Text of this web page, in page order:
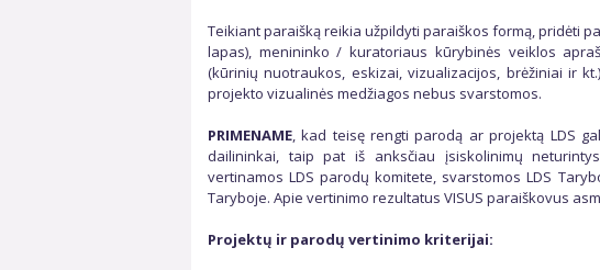
Teikiant paraišką reikia užpildyti paraiškos formą, pridėti
lapas), menininko / kuratoriaus kūrybinės veiklos
(kūrinių nuotraukos, eskizai, vizualizacijos, brėžiniai ir
projekto vizualinės medžiagos nebus svarstomos.
PRIMENAME, kad teisę rengti parodą ar projektą LDS
dailininkai, taip pat iš anksčiau įsiskolinimų
vertinamos LDS parodų komitete, svarstomos LDS
Taryboje. Apie vertinimo rezultatus VISUS paraiškovus
Projektų ir parodų vertinimo kriterijai: